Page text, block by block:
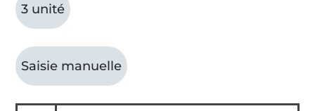
3 unité
Saisie manuelle